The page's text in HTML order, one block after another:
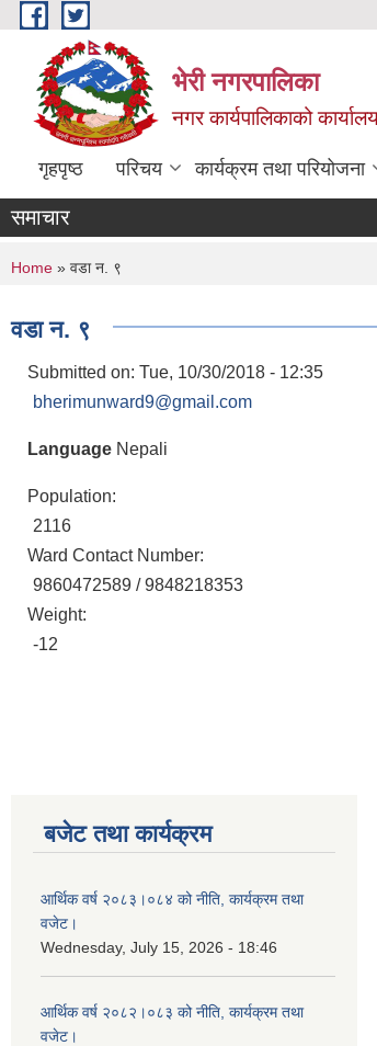
Skip to main content
भेरी नगरपालिका
नगर कार्यपालिकाको
गृहपृष्ठ परिचय कार्यक्रम तथा परियोजना
समाचार
You are here
Home » वडा न. ९
वडा न. ९
Submitted on: Tue, 10/30/2018 - 12:35
bherimunward9@gmail.com
Language Nepali
Population:
2116
Ward Contact Number:
9860472589 / 9848218353
Weight:
-12
बजेट तथा कार्यक्रम
आर्थिक वर्ष २०८३।०८४ को नीति, कार्यक्रम तथा
वजेट।
Wednesday, July 15, 2026 - 18:46
आर्थिक वर्ष २०८२।०८३ को नीति, कार्यक्रम तथा
वजेट।